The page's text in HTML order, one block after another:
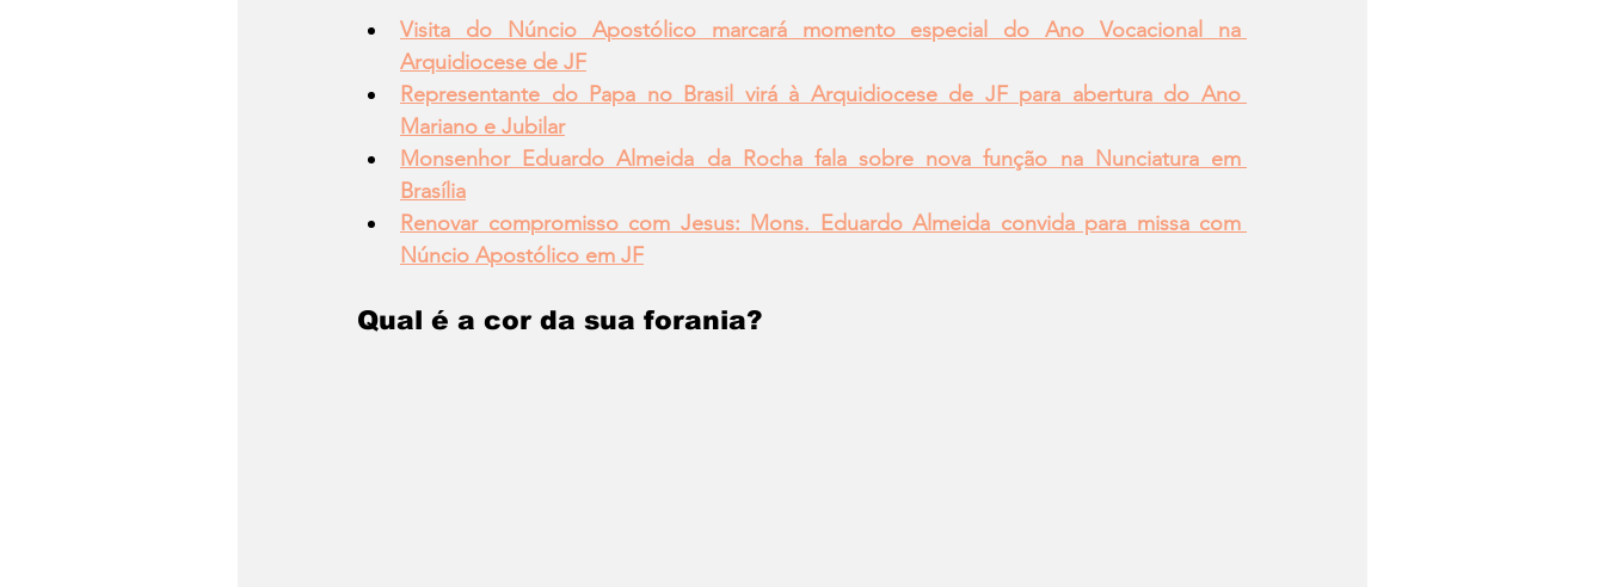
Visita do Núncio Apostólico marcará momento especial do Ano Vocacional na
Arquidiocese de JF
Representante do Papa no Brasil virá à Arquidiocese de JF para abertura do Ano
Mariano e Jubilar
Monsenhor Eduardo Almeida da Rocha fala sobre nova função na Nunciatura em
Brasília
Renovar compromisso com Jesus: Mons. Eduardo Almeida convida para missa com
Núncio Apostólico em JF
Qual é a cor da sua forania?